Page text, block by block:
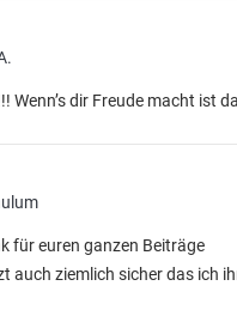
Wenn’s dir Freude macht ist
für euren ganzen Beiträge
auch ziemlich sicher das ich